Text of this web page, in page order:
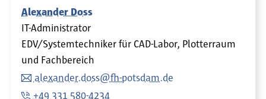
Alexander Doss
IT-Administrator
EDV/Systemtechniker für CAD-Labor, Plotterraum
und Fachbereich
alexander.doss@fh-potsdam.de
+49 331 580-4234